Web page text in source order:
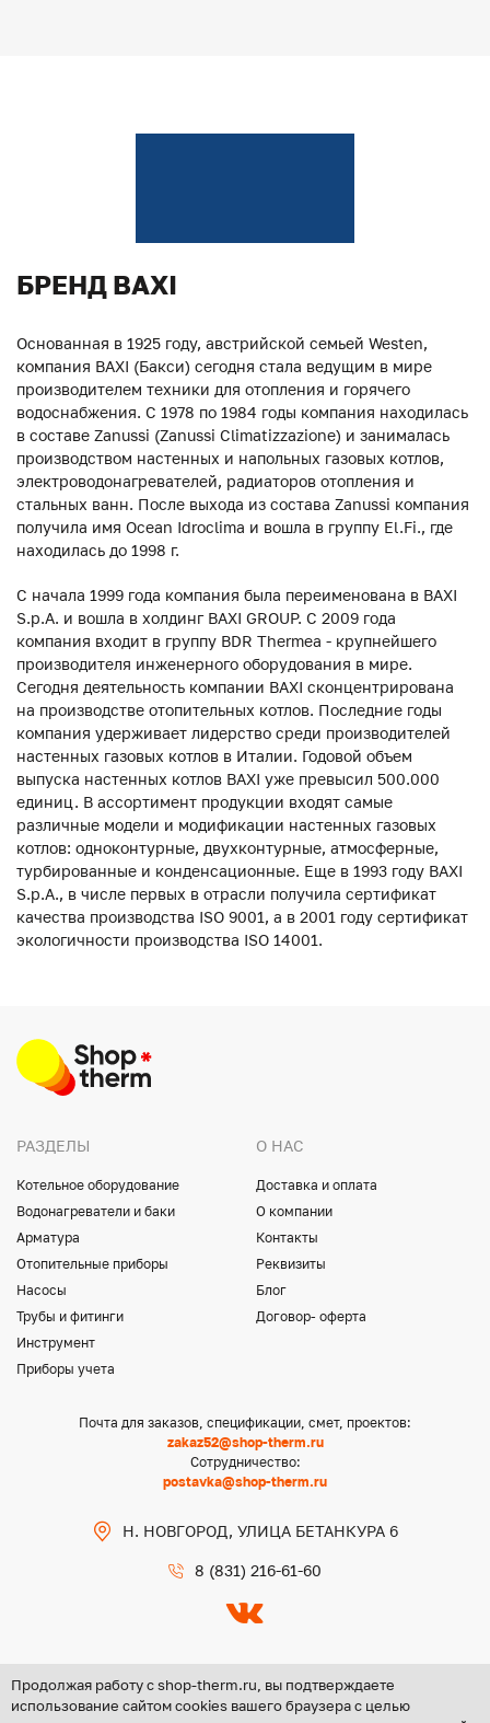
БРЕНД BAXI
Основанная в 1925 году, австрийской семьей Westen,
компания BAXI (Бакси) сегодня стала ведущим в мире
производителем техники для отопления и горячего
водоснабжения. С 1978 по 1984 годы компания находилась
в составе Zanussi (Zanussi Climatizzazione) и занималась
производством настенных и напольных газовых котлов,
электроводонагревателей, радиаторов отопления и
стальных ванн. После выхода из состава Zanussi компания
получила имя Ocean Idroclima и вошла в группу El.Fi., где
находилась до 1998 г.
С начала 1999 года компания была переименована в BAXI
S.p.A. и вошла в холдинг BAXI GROUP. С 2009 года
компания входит в группу BDR Thermea - крупнейшего
производителя инженерного оборудования в мире.
Сегодня деятельность компании BAXI сконцентрирована
на производстве отопительных котлов. Последние годы
компания удерживает лидерство среди производителей
настенных газовых котлов в Италии. Годовой объем
выпуска настенных котлов BAXI уже превысил 500.000
единиц. В ассортимент продукции входят самые
различные модели и модификации настенных газовых
котлов: одноконтурные, двухконтурные, атмосферные,
турбированные и конденсационные. Еще в 1993 году BAXI
S.p.A., в числе первых в отрасли получила сертификат
качества производства ISO 9001, а в 2001 году сертификат
экологичности производства ISO 14001.
РАЗДЕЛЫ
Котельное оборудование
Водонагреватели и баки
Арматура
Отопительные приборы
Насосы
Трубы и фитинги
Инструмент
Приборы учета
О НАС
Доставка и оплата
О компании
Контакты
Реквизиты
Блог
Договор- оферта
Почта для заказов, спецификации, смет, проектов:
zakaz52@shop-therm.ru
Сотрудничество:
postavka@shop-therm.ru
Н. НОВГОРОД, УЛИЦА БЕТАНКУРА 6
8 (831) 216-61-60
Продолжая работу с shop-therm.ru, вы подтверждаете
использование сайтом cookies вашего браузера с целью